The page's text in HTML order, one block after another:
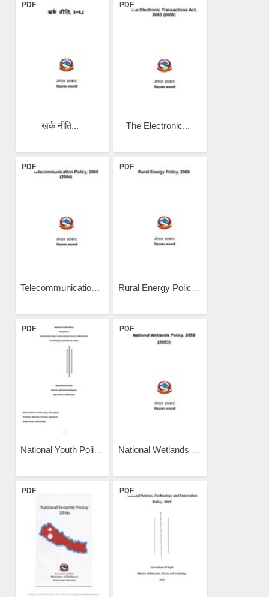
PDF
खर्क नीति...
PDF
The Electronic...
PDF
Telecommunication Policy...
PDF
Rural Energy Policy, 2006
PDF
National Youth Policy 2015
PDF
National Wetlands Policy...
PDF PDF